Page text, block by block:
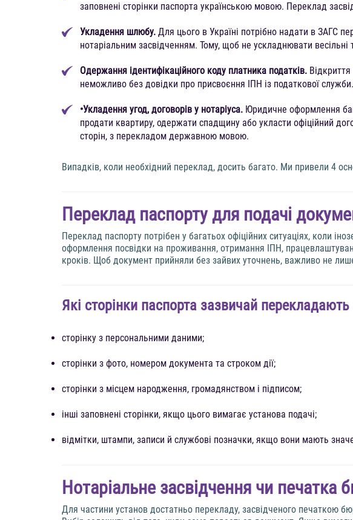
заповнені сторінки паспорта українською мовою. Переклад
Укладення шлюбу. Для цього в Україні потрібно надати в ЗАГС
нотаріальним засвідченням. Тому, щоб не ускладнювати
Одержання ідентифікаційного коду платника податків.
неможливо без довідки про присвоєння ІПН із податкової
•Укладення угод, договорів у нотаріуса. Юридичне оформлення
продати квартиру, одержати спадщину або укласти офіційний
сторін, з перекладом державною мовою.
Випадків, коли необхідний переклад, досить багато. Ми привели 4
Переклад паспорту для подачі
Переклад паспорту потрібен у багатьох офіційних ситуаціях, коли
оформлення посвідки на проживання, отримання ІПН,
кроків. Щоб документ прийняли без зайвих уточнень, важливо не
Які сторінки паспорта зазвичай перекладають
сторінку з персональними даними;
сторінки з фото, номером документа та строком дії;
сторінки з місцем народження, громадянством і підписом;
інші заповнені сторінки, якщо цього вимагає установа подачі;
відмітки, штампи, записи й службові позначки, якщо вони мають
Нотаріальне засвідчення чи
Для частини установ достатньо перекладу, засвідченого печаткою